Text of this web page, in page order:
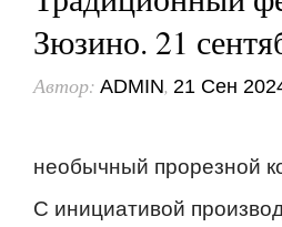
Зюзино. 21
Автор: ADMIN, 21 Сен
необычный прорезной
С инициативой